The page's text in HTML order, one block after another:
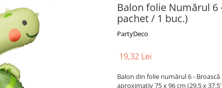
Balon folie Numărul 6
pachet / 1 buc.)
PartyDeco
19,32 Lei
Balon din folie numărul 6 -
aproximativ 75 x 96 cm (29.5 x